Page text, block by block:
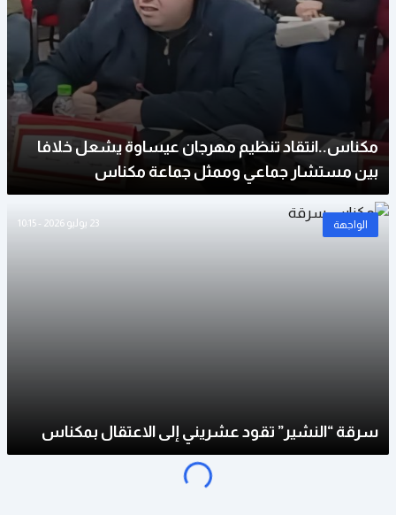
مكناس..انتقاد تنظيم مهرجان عيساوة يشعل خلافا
بين مستشار جماعي وممثل جماعة مكناس
الواجهة 23 يوليو 2026 - 10:15
سرقة “النشير” تقود عشريني إلى الاعتقال بمكناس
L
o
a
d
i
n
g
.
.
.